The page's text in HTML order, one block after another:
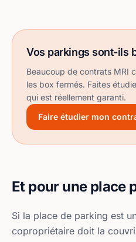
Vos parkings sont-ils
Beaucoup de contrats MRI
les box fermés. Faites
qui est réellement garanti.
Faire étudier mon
Et pour une place
Si la place de parking est
copropriétaire doit la